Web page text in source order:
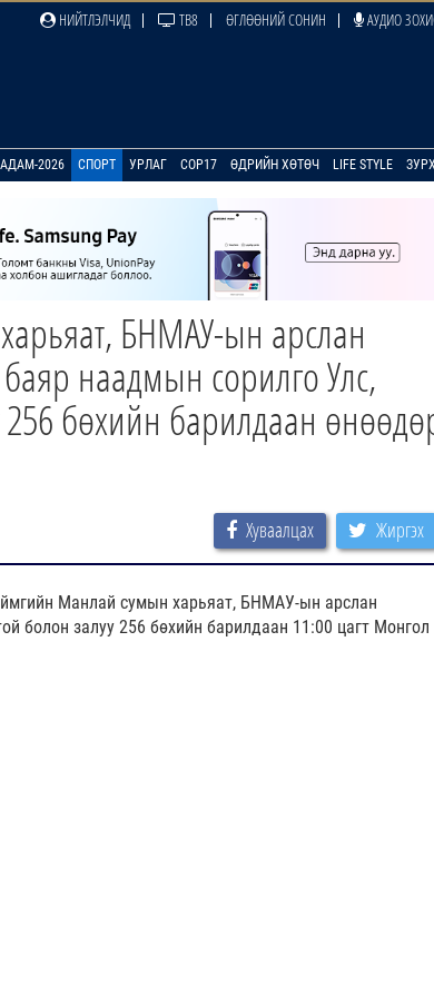
НИЙТЛЭЛЧИД ТВ8 ӨГЛӨӨНИЙ СОНИН АУДИО
2026 СПОРТ УРЛАГ COP17 ӨДРИЙН ХӨТӨЧ LIFE STYLE
БНМАУ-ын арслан
наадмын сорилго Улс,
бөхийн барилдаан
Хуваалцах Жиргэх
Манлай сумын харьяат, БНМАУ-ын арслан
болон залуу 256 бөхийн барилдаан 11:00 цагт Монгол